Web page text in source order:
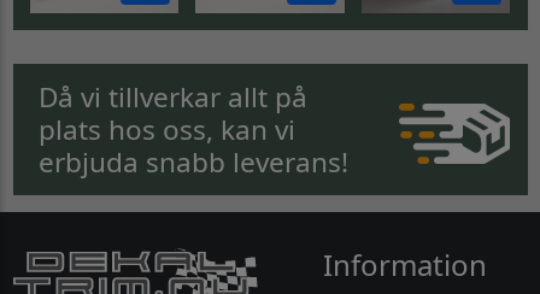
Då vi tillverkar allt på
plats hos oss, kan vi
erbjuda snabb leverans!
Information